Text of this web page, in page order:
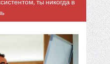
ты никогда в